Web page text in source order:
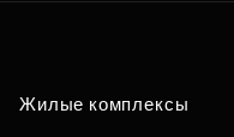
Жилые комплексы